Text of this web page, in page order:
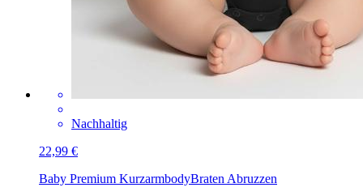
Nachhaltig
22,99 €
Baby Premium KurzarmbodyBraten Abruzzen